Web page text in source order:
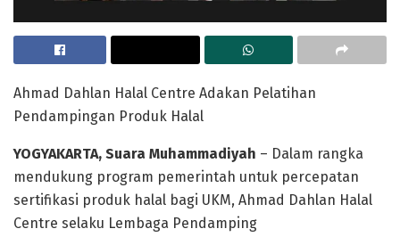
Ahmad Dahlan Halal Centre Adakan Pelatihan
Pendampingan Produk Halal
YOGYAKARTA, Suara Muhammadiyah – Dalam rangka
mendukung program pemerintah untuk percepatan
sertifikasi produk halal bagi UKM, Ahmad Dahlan Halal
Centre selaku Lembaga Pendamping